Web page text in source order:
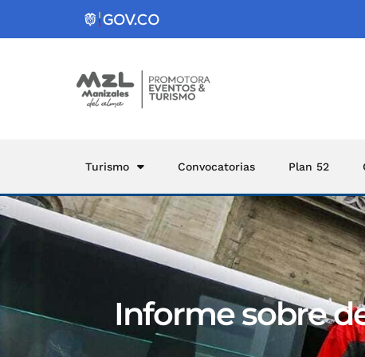
Turismo Convocatorias Plan 52
Informe sobre